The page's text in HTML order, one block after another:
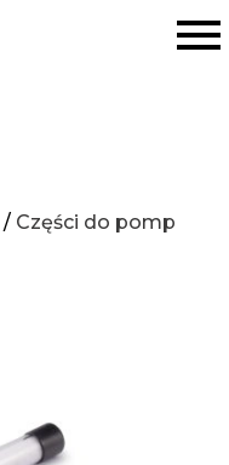
/ Części do pomp